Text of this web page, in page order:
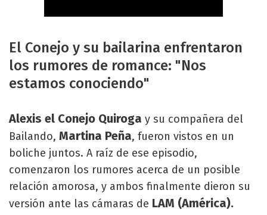
El Conejo y su bailarina enfrentaron
los rumores de romance: "Nos
estamos conociendo"
Alexis el Conejo Quiroga y su compañera del
Bailando, Martina Peña, fueron vistos en un
boliche juntos. A raíz de ese episodio,
comenzaron los rumores acerca de un posible
relación amorosa, y ambos finalmente dieron su
versión ante las cámaras de LAM (América).